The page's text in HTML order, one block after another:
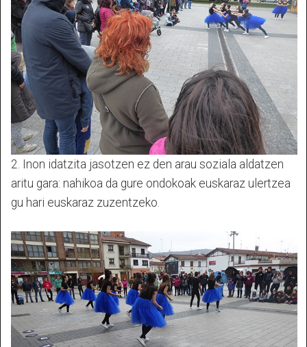
2. Inon idatzita jasotzen ez den arau soziala aldatzen
aritu gara: nahikoa da gure ondokoak euskaraz ulertzea
gu hari euskaraz zuzentzeko.